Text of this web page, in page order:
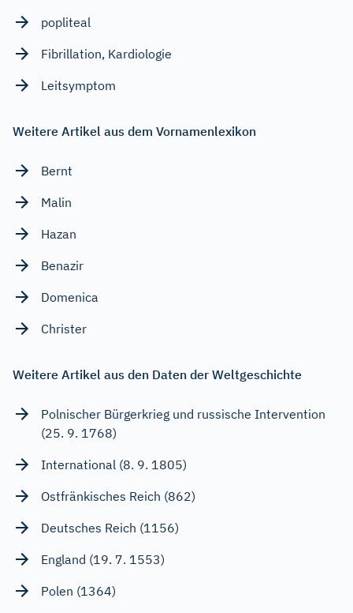
popliteal
Fibrillation, Kardiologie
Leitsymptom
Weitere Artikel aus dem Vornamenlexikon
Bernt
Malin
Hazan
Benazir
Domenica
Christer
Weitere Artikel aus den Daten der Weltgeschichte
Polnischer Bürgerkrieg und russische Intervention
(25. 9. 1768)
International (8. 9. 1805)
Ostfränkisches Reich (862)
Deutsches Reich (1156)
England (19. 7. 1553)
Polen (1364)